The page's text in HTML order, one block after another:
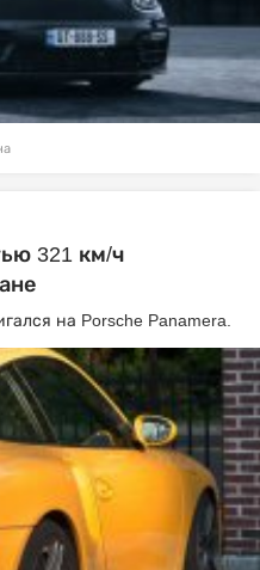
321 км/ч
на Porsche Panamera.